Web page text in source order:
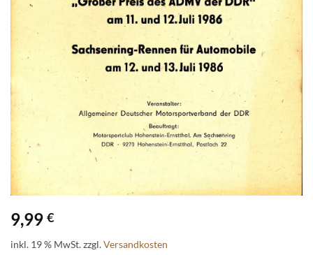
9,99 €
inkl. 19 % MwSt.zzgl.Versandkosten